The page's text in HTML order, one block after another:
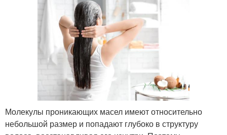
Молекулы проникающих масел имеют относительно
небольшой размер и попадают глубоко в структуру